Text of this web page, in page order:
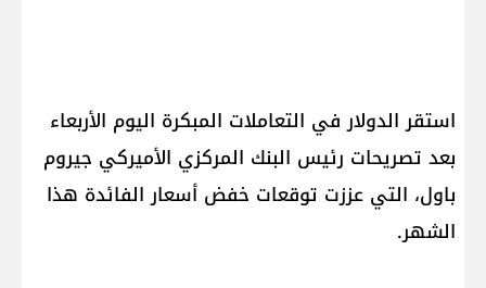
استقر ال​دولار​ في التعاملات المبكرة اليوم الأربعاء
بعد تصريحات رئيس البنك المركزي الأميركي جيروم
باول، التي عززت توقعات خفض أسعار الفائدة هذا
الشهر.